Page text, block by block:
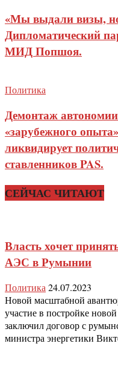
«Мы выдали визы,
Дипломатический
МИД Попшоя.
Политика
Демонтаж
«зарубежного
ликвидирует
ставленников PAS.
СЕЙЧАС ЧИТАЮТ
Власть хочет
АЭС в Румынии
Политика24.07.2023
Новой масштабной
участие в постройке
заключил договор с
министра энергетики